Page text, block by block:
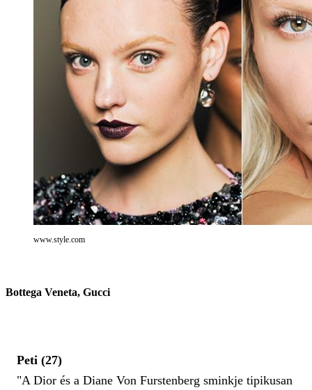
www.style.com
Bottega Veneta, Gucci
Peti (27)
"A Dior és a Diane Von Furstenberg sminkje tipikusan